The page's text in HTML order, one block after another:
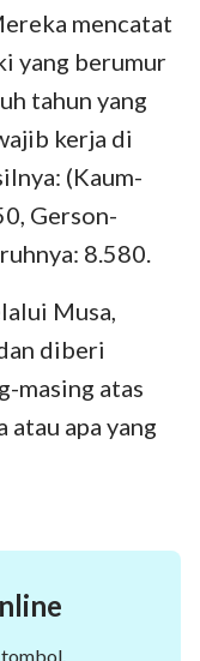
mencatat
yang berumur
tahun yang
kerja di
(Kaum-
Gerson-
8.580.
Musa,
diberi
masing atas
atau apa yang